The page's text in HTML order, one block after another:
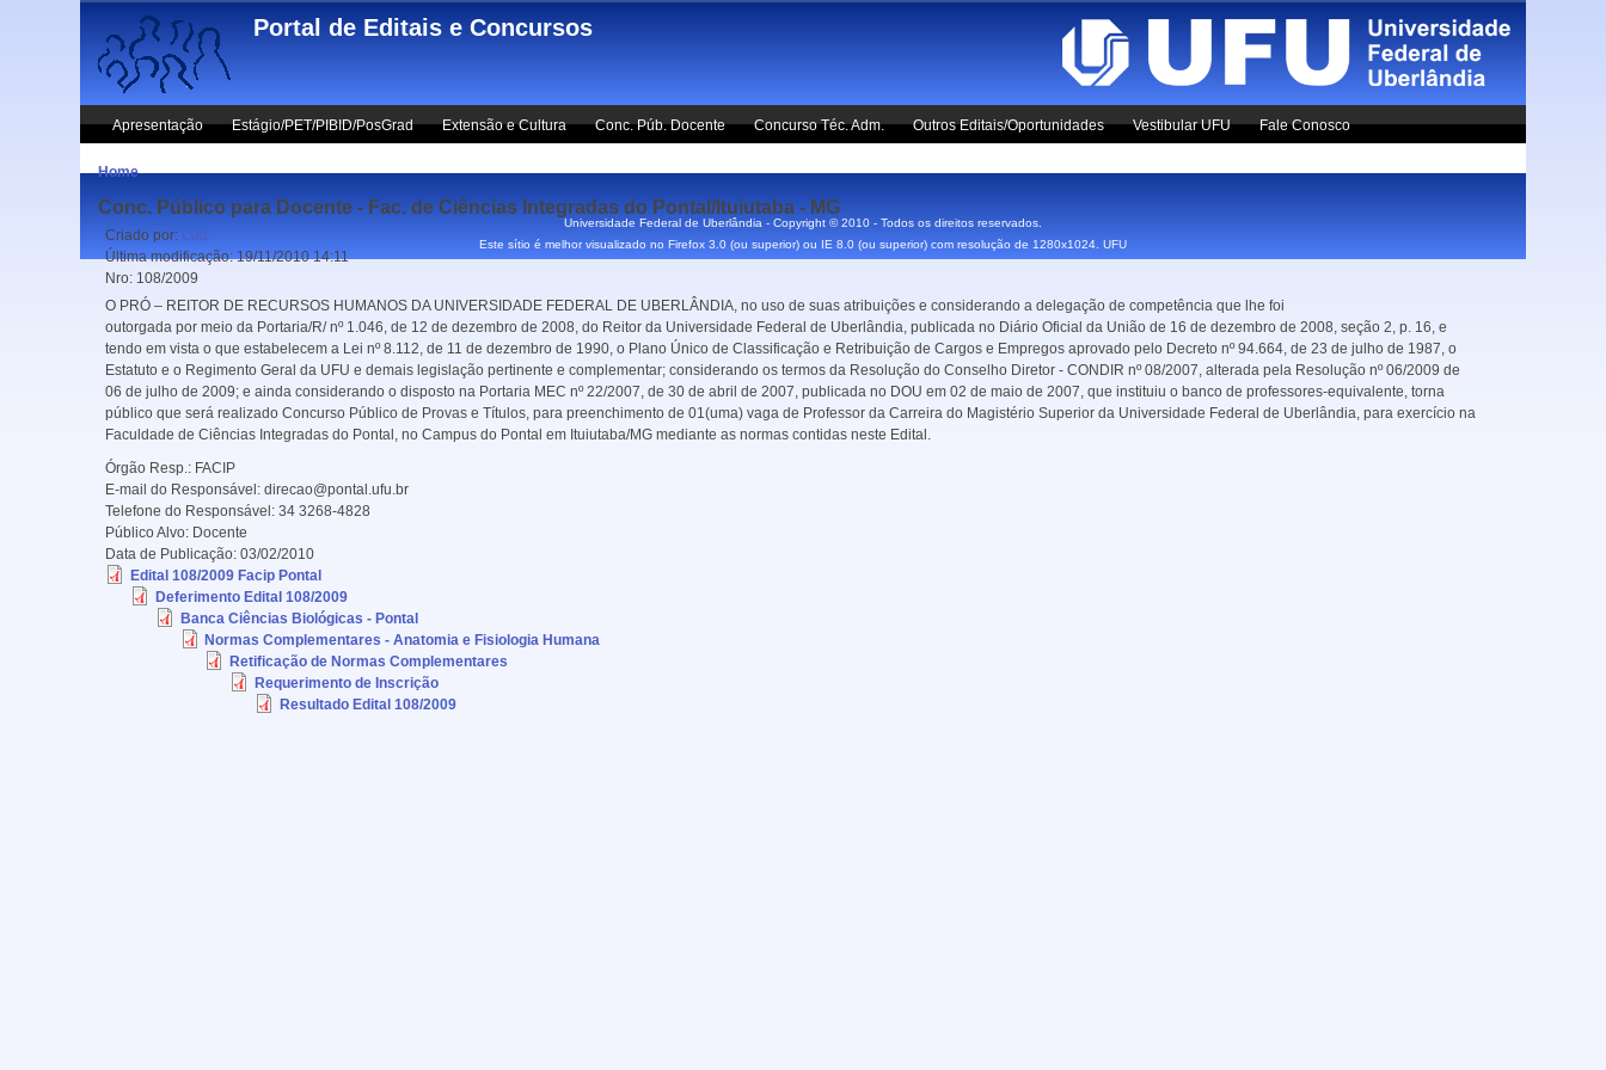
Skip to main content
Portal de Editais e Concursos
Apresentação Estágio/PET/PIBID/PosGrad Extensão e Cultura Conc. Púb. Docente Concurso Téc. Adm. Outros Editais/Oportunidades Vestibular UFU Fale Conosco
Home
Conc. Público para Docente - Fac. de Ciências Integradas do Pontal/Ituiutaba - MG
Criado por: Luiz
Última modificação:19/11/2010 14:11
Nro: 108/2009
O PRÓ – REITOR DE RECURSOS HUMANOS DA UNIVERSIDADE FEDERAL DE UBERLÂNDIA, no uso de suas atribuições e considerando a delegação de competência que lhe foi
outorgada por meio da Portaria/R/ nº 1.046, de 12 de dezembro de 2008, do Reitor da Universidade Federal de Uberlândia, publicada no Diário Oficial da União de 16 de dezembro de 2008, seção 2, p. 16, e
tendo em vista o que estabelecem a Lei nº 8.112, de 11 de dezembro de 1990, o Plano Único de Classificação e Retribuição de Cargos e Empregos aprovado pelo Decreto nº 94.664, de 23 de julho de 1987, o
Estatuto e o Regimento Geral da UFU e demais legislação pertinente e complementar; considerando os termos da Resolução do Conselho Diretor - CONDIR nº 08/2007, alterada pela Resolução nº 06/2009 de
06 de julho de 2009; e ainda considerando o disposto na Portaria MEC nº 22/2007, de 30 de abril de 2007, publicada no DOU em 02 de maio de 2007, que instituiu o banco de professores-equivalente, torna
público que será realizado Concurso Público de Provas e Títulos, para preenchimento de 01(uma) vaga de Professor da Carreira do Magistério Superior da Universidade Federal de Uberlândia, para exercício na
Faculdade de Ciências Integradas do Pontal, no Campus do Pontal em Ituiutaba/MG mediante as normas contidas neste Edital.
Órgão Resp.: FACIP
E-mail do Responsável:direcao@pontal.ufu.br
Telefone do Responsável:34 3268-4828
Público Alvo: Docente
Data de Publicação:03/02/2010
Edital 108/2009 Facip Pontal
Deferimento Edital 108/2009
Banca Ciências Biológicas - Pontal
Normas Complementares - Anatomia e Fisiologia Humana
Retificação de Normas Complementares
Requerimento de Inscrição
Resultado Edital 108/2009
Universidade Federal de Uberlândia - Copyright © 2010 - Todos os direitos reservados.
Este sítio é melhor visualizado no Firefox 3.0 (ou superior) ou IE 8.0 (ou superior) com resolução de 1280x1024. UFU